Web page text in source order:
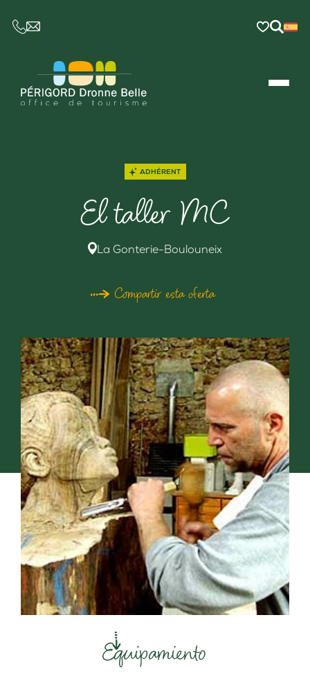
CE LIEN OUVRIRA VOTRE LOGICIEL DE
ADHÉRENT
El taller MC
La Gonterie-Boulouneix
Compartir esta oferta
Equipamiento